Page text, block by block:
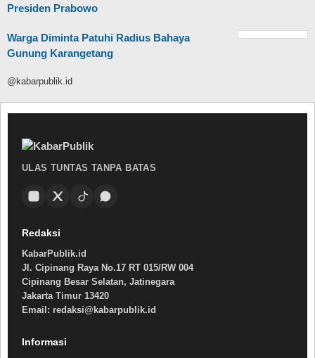
Presiden Prabowo
Warga Diminta Patuhi Radius Bahaya
Gunung Karangetang
@kabarpublik.id
ULAS TUNTAS TANPA BATAS
Redaksi
KabarPublik.id
Jl. Cipinang Raya No.17 RT 015/RW 004
Cipinang Besar Selatan, Jatinegara
Jakarta Timur 13420
Email: redaksi@kabarpublik.id
Informasi